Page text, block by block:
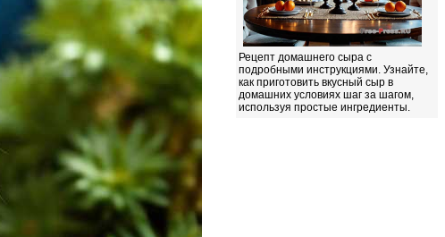
Рецепт домашнего сыра с
подробными инструкциями. Узнайте,
как приготовить вкусный сыр в
домашних условиях шаг за шагом,
используя простые ингредиенты.